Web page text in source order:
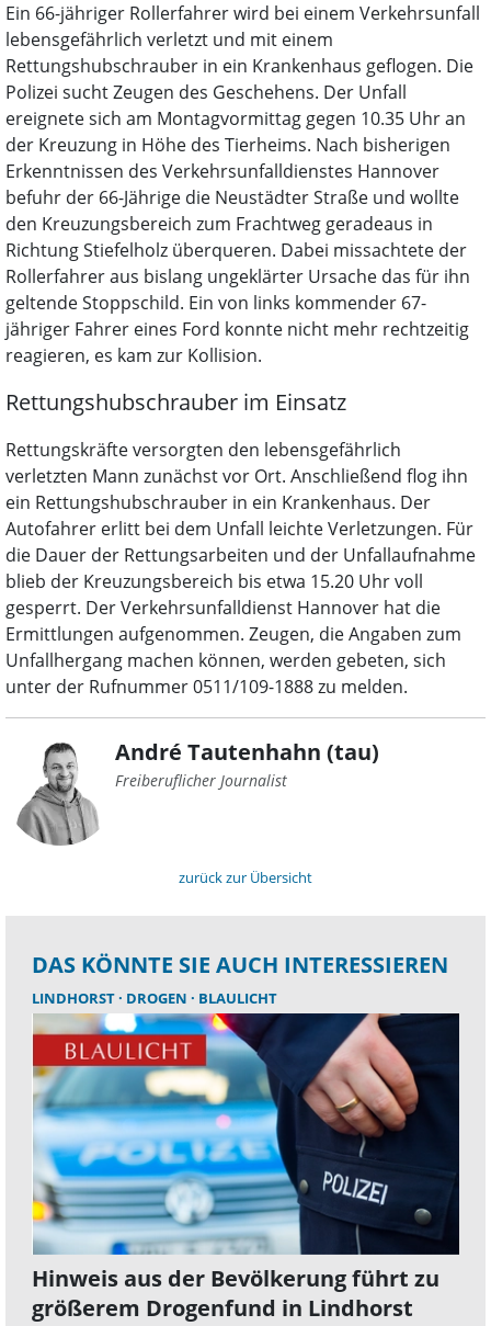
Ein 66-jähriger Rollerfahrer wird bei einem Verkehrsunfall
lebensgefährlich verletzt und mit einem
Rettungshubschrauber in ein Krankenhaus geflogen. Die
Polizei sucht Zeugen des Geschehens. Der Unfall
ereignete sich am Montagvormittag gegen 10.35 Uhr an
der Kreuzung in Höhe des Tierheims. Nach bisherigen
Erkenntnissen des Verkehrsunfalldienstes Hannover
befuhr der 66-Jährige die Neustädter Straße und wollte
den Kreuzungsbereich zum Frachtweg geradeaus in
Richtung Stiefelholz überqueren. Dabei missachtete der
Rollerfahrer aus bislang ungeklärter Ursache das für ihn
geltende Stoppschild. Ein von links kommender 67-
jähriger Fahrer eines Ford konnte nicht mehr rechtzeitig
reagieren, es kam zur Kollision.
Rettungshubschrauber im Einsatz
Rettungskräfte versorgten den lebensgefährlich
verletzten Mann zunächst vor Ort. Anschließend flog ihn
ein Rettungshubschrauber in ein Krankenhaus. Der
Autofahrer erlitt bei dem Unfall leichte Verletzungen. Für
die Dauer der Rettungsarbeiten und der Unfallaufnahme
blieb der Kreuzungsbereich bis etwa 15.20 Uhr voll
gesperrt. Der Verkehrsunfalldienst Hannover hat die
Ermittlungen aufgenommen. Zeugen, die Angaben zum
Unfallhergang machen können, werden gebeten, sich
unter der Rufnummer 0511/109-1888 zu melden.
André Tautenhahn (tau)
Freiberuflicher Journalist
zurück zur Übersicht
DAS KÖNNTE SIE AUCH INTERESSIEREN
LINDHORST DROGEN BLAULICHT
Hinweis aus der Bevölkerung führt zu
größerem Drogenfund in Lindhorst